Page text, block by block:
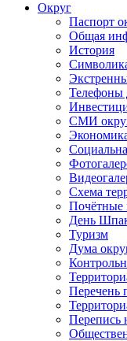
Округ
Паспорт
Общая
История
Телефоны
СМИ
Схема
Почётные
День
Туризм
Дума
Перечень
Перепись